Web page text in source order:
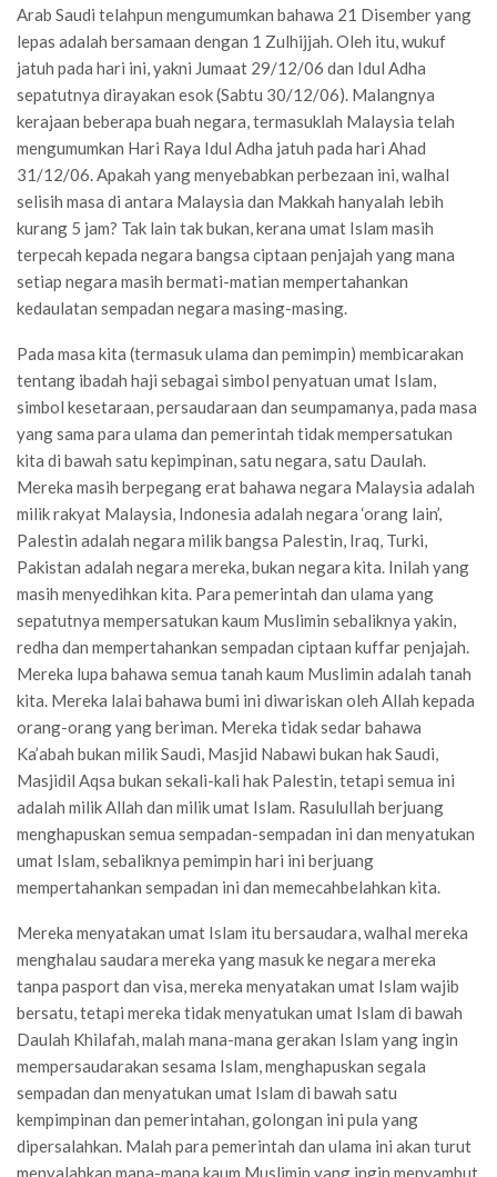
Arab Saudi telahpun mengumumkan bahawa 21 Disember yang
lepas adalah bersamaan dengan 1 Zulhijjah. Oleh itu, wukuf
jatuh pada hari ini, yakni Jumaat 29/12/06 dan Idul Adha
sepatutnya dirayakan esok (Sabtu 30/12/06). Malangnya
kerajaan beberapa buah negara, termasuklah Malaysia telah
mengumumkan Hari Raya Idul Adha jatuh pada hari Ahad
31/12/06. Apakah yang menyebabkan perbezaan ini, walhal
selisih masa di antara Malaysia dan Makkah hanyalah lebih
kurang 5 jam? Tak lain tak bukan, kerana umat Islam masih
terpecah kepada negara bangsa ciptaan penjajah yang mana
setiap negara masih bermati-matian mempertahankan
kedaulatan sempadan negara masing-masing.
Pada masa kita (termasuk ulama dan pemimpin) membicarakan
tentang ibadah haji sebagai simbol penyatuan umat Islam,
simbol kesetaraan, persaudaraan dan seumpamanya, pada masa
yang sama para ulama dan pemerintah tidak mempersatukan
kita di bawah satu kepimpinan, satu negara, satu Daulah.
Mereka masih berpegang erat bahawa negara Malaysia adalah
milik rakyat Malaysia, Indonesia adalah negara ‘orang lain’,
Palestin adalah negara milik bangsa Palestin, Iraq, Turki,
Pakistan adalah negara mereka, bukan negara kita. Inilah yang
masih menyedihkan kita. Para pemerintah dan ulama yang
sepatutnya mempersatukan kaum Muslimin sebaliknya yakin,
redha dan mempertahankan sempadan ciptaan kuffar penjajah.
Mereka lupa bahawa semua tanah kaum Muslimin adalah tanah
kita. Mereka lalai bahawa bumi ini diwariskan oleh Allah kepada
orang-orang yang beriman. Mereka tidak sedar bahawa
Ka’abah bukan milik Saudi, Masjid Nabawi bukan hak Saudi,
Masjidil Aqsa bukan sekali-kali hak Palestin, tetapi semua ini
adalah milik Allah dan milik umat Islam. Rasulullah berjuang
menghapuskan semua sempadan-sempadan ini dan menyatukan
umat Islam, sebaliknya pemimpin hari ini berjuang
mempertahankan sempadan ini dan memecahbelahkan kita.
Mereka menyatakan umat Islam itu bersaudara, walhal mereka
menghalau saudara mereka yang masuk ke negara mereka
tanpa pasport dan visa, mereka menyatakan umat Islam wajib
bersatu, tetapi mereka tidak menyatukan umat Islam di bawah
Daulah Khilafah, malah mana-mana gerakan Islam yang ingin
mempersaudarakan sesama Islam, menghapuskan segala
sempadan dan menyatukan umat Islam di bawah satu
kempimpinan dan pemerintahan, golongan ini pula yang
dipersalahkan. Malah para pemerintah dan ulama ini akan turut
menyalahkan mana-mana kaum Muslimin yang ingin menyambut